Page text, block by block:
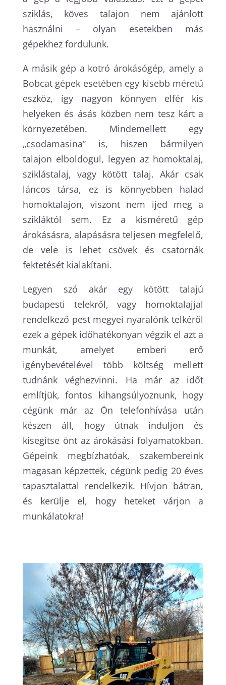
sziklás, köves talajon nem ajánlott
használni – olyan esetekben más
gépekhez fordulunk.
A másik gép a kotró árokásógép, amely a
Bobcat gépek esetében egy kisebb méretű
eszköz, így nagyon könnyen elfér kis
helyeken és ásás közben nem tesz kárt a
környezetében. Mindemellett egy
„csodamasina” is, hiszen bármilyen
talajon elboldogul, legyen az homoktalaj,
sziklástalaj, vagy kötött talaj. Akár csak
láncos társa, ez is könnyebben halad
homoktalajon, viszont nem ijed meg a
szikláktól sem. Ez a kisméretű gép
árokásásra, alapásásra teljesen megfelelő,
de vele is lehet csövek és csatornák
fektetését kialakítani.
Legyen szó akár egy kötött talajú
budapesti telekről, vagy homoktalajjal
rendelkező pest megyei nyaralónk telkéről
ezek a gépek időhatékonyan végzik el azt a
munkát, amelyet emberi erő
igénybevételével több költség mellett
tudnánk véghezvinni. Ha már az időt
említjük, fontos kihangsúlyoznunk, hogy
cégünk már az Ön telefonhívása után
készen áll, hogy útnak induljon és
kisegítse önt az árokásási folyamatokban.
Gépeink megbízhatóak, szakembereink
magasan képzettek, cégünk pedig 20 éves
tapasztalattal rendelkezik. Hívjon bátran,
és kerülje el, hogy heteket várjon a
munkálatokra!